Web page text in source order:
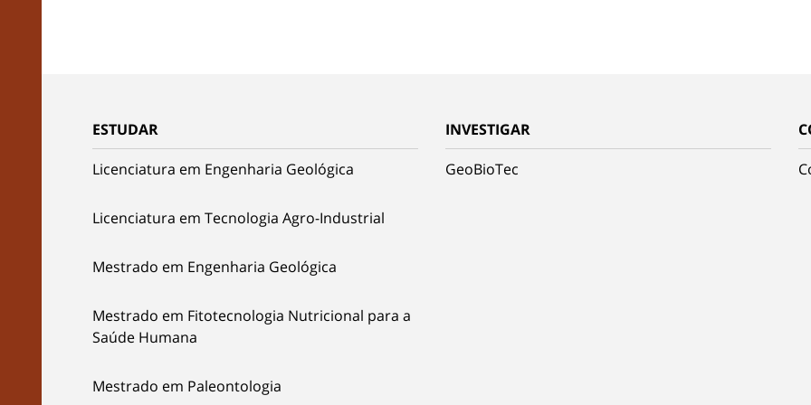
ESTUDAR
Licenciatura em Engenharia Geológica
Licenciatura em Tecnologia Agro-Industrial
Mestrado em Engenharia Geológica
Mestrado em Fitotecnologia Nutricional para a
Saúde Humana
Mestrado em Paleontologia
INVESTIGAR
GeoBioTec